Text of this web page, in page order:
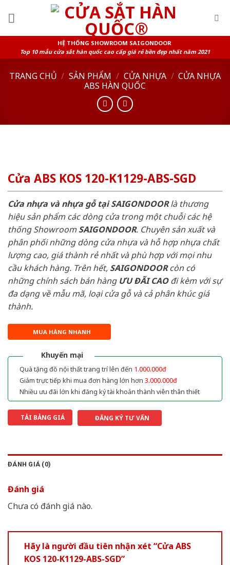
HỆ THỐNG SHOWROOM SAIGONDOOR
Top 10 mẫu cửa sắt hàn quốc cao cấp giá rẻ bền đẹp nhất năm 2021
TRANG CHỦ / SẢN PHẨM / CỬA NHỰA / CỬA NHỰA
ABS HÀN QUỐC
Cửa ABS KOS 120-K1129-ABS-SGD
Cửa nhựa và nhựa gỗ tại SAIGONDOORlà thương
hiệu sản phẩm các dòng cửa trong một chuỗi các hệ
thống ShowroomSAIGONDOOR. Chuyên sản xuất và
phân phối những dòng cửa nhựa và hỗ hợp nhựa chất
lượng cao, giá thành rẻ nhất và phù hợp với mọi nhu
cầu khách hàng. Trên hết, SAIGONDOORcòn có
những chính sách bán hàng ƯU ĐÃI CAOđi kèm với sự
đa dạng về mẫu mã, loại cửa gỗ và cả phân khúc giá
thành.
MUA HÀNG NHANH
Khuyến mại
Quà tặng đồ nội thất trang trí lên đến 1.000.000đ
Giảm trực tiếp khi mua đơn hàng lớn hơn 3.000.000đ
Nhiều ưu đãi lớn khi đăng ký tài khoản thành viên thân thiết
TẢI BẢNG GIÁ ĐĂNG KÝ TƯ VẤN
ĐÁNH GIÁ (0)
Đánh giá
Chưa có đánh giá nào.
Hãy là người đầu tiên nhận xét “Cửa ABS
KOS 120-K1129-ABS-SGD”